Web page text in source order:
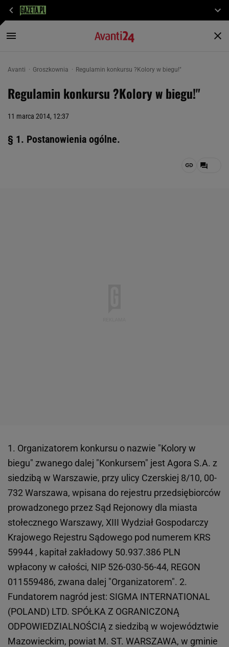
Avanti Groszkownia Regulamin konkursu ?Kolory w biegu!"
Regulamin konkursu ?Kolory w biegu!"
11 marca 2014, 12:37
§ 1. Postanowienia ogólne.
1. Organizatorem konkursu o nazwie "Kolory w
biegu" zwanego dalej "Konkursem" jest Agora S.A. z
siedzibą w Warszawie, przy ulicy Czerskiej 8/10, 00-
732 Warszawa, wpisana do rejestru przedsiębiorców
prowadzonego przez Sąd Rejonowy dla miasta
stołecznego Warszawy, XIII Wydział Gospodarczy
Krajowego Rejestru Sądowego pod numerem KRS
59944 , kapitał zakładowy 50.937.386 PLN
wpłacony w całości, NIP 526-030-56-44, REGON
011559486, zwana dalej "Organizatorem". 2.
Fundatorem nagród jest: SIGMA INTERNATIONAL
(POLAND) LTD. SPÓŁKA Z OGRANICZONĄ
ODPOWIEDZIALNOŚCIĄ z siedzibą w województwie
Mazowieckim, powiat M. ST. WARSZAWA, w gminie